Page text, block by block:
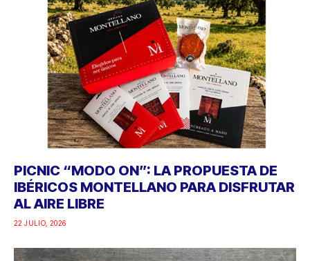
PICNIC “MODO ON”: LA PROPUESTA DE
IBÉRICOS MONTELLANO PARA DISFRUTAR
AL AIRE LIBRE
22 JULIO, 2026